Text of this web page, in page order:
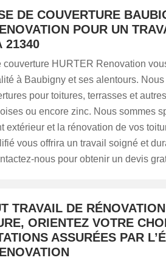
DE COUVERTURE
POUR UN
21340
couverture HURTER Renovation
à Baubigny et ses alentours.
pour toitures, terrasses et
ou encore zinc. Nous sommes
extérieur et la rénovation de vos
vous offrira un travail soigné et
nous pour obtenir un devis
TRAVAIL DE
ORIENTEZ VOTRE
ASSURÉES PAR